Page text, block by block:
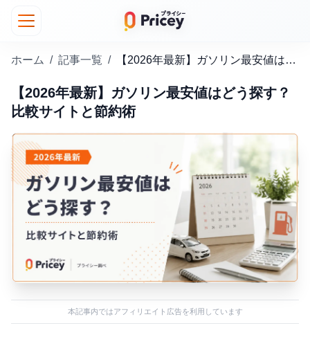
ホーム / 記事一覧 / 【2026年最新】ガソリン最安値はどう探す？比較サイトと節約術
【2026年最新】ガソリン最安値はどう探す？
比較サイトと節約術
本記事内ではアフィリエイト広告を利用しています